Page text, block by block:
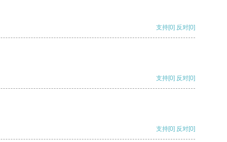
支持[0] 反对[0]
支持[0] 反对[0]
支持[0] 反对[0]